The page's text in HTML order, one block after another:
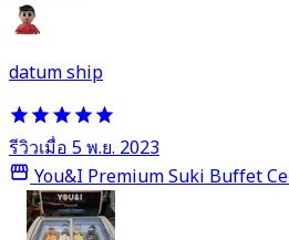
datum ship
รีวิวเมื่อ 5 พ.ย. 2023
You&I Premium Suki Buffet